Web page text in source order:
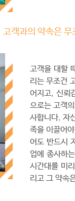
고객과의 약속은 무
고객을 대할
리는 무조건
어지고, 신뢰
으로는 고객
사합니다. 자
족을 이끌어
어도 반드시
업에 종사하
시간대를 미
리고 그 약속